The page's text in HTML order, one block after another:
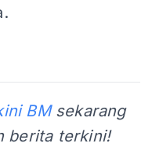
BMsekarang
berita terkini!